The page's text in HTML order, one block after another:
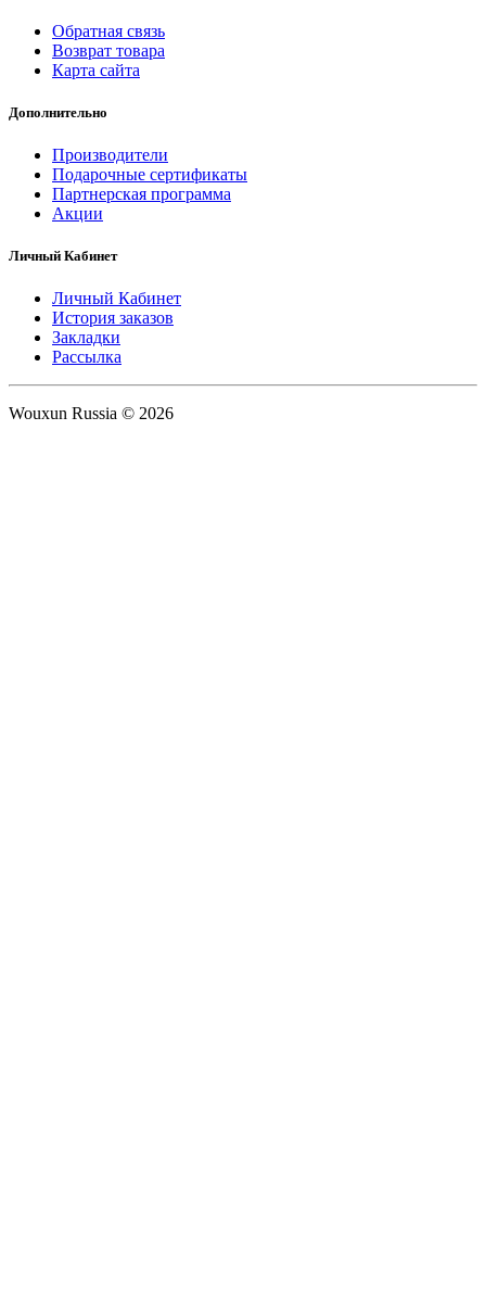
Обратная связь
Возврат товара
Карта сайта
Дополнительно
Производители
Подарочные сертификаты
Партнерская программа
Акции
Личный Кабинет
Личный Кабинет
История заказов
Закладки
Рассылка
Wouxun Russia © 2026